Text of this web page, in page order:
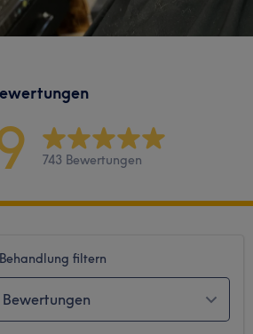
743 Bewertungen
filtern